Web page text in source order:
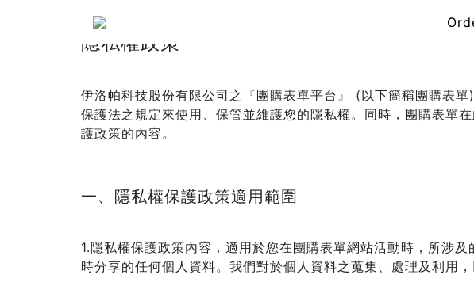
隱私權政策
伊洛帕科技股份有限公司之『團購表單平台』 (以下簡稱團購表
保護法之規定來使用、保管並維護您的隱私權。同時，團購表單
護政策的內容。
一、隱私權保護政策適用範圍
1.隱私權保護政策內容，適用於您在團購表單網站活動時，所涉
時分享的任何個人資料。我們對於個人資料之蒐集、處理及利用